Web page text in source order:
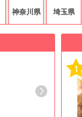
神奈川県 埼玉県
1